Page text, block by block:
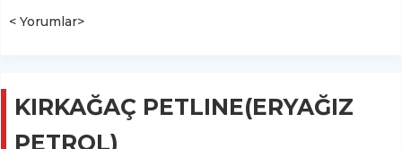
< Yorumlar>